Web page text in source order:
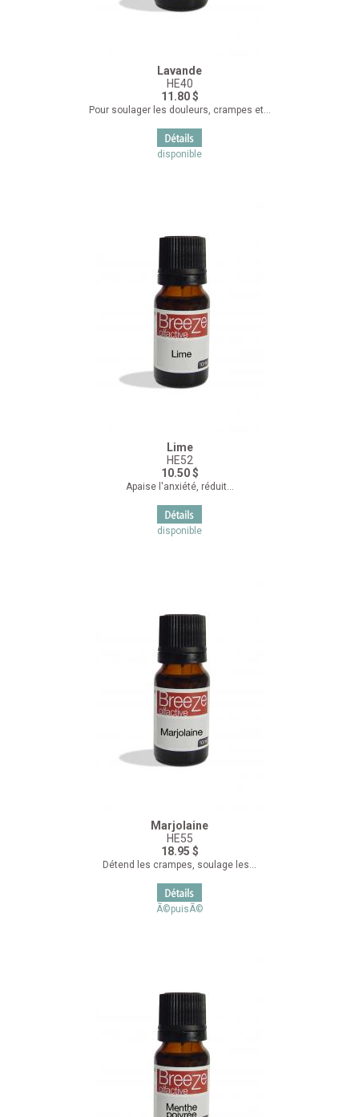
Lavande
HE40
11.80 $
Pour soulager les douleurs, crampes et...
disponible
Lime
HE52
10.50 $
Apaise l'anxiété, réduit...
disponible
Marjolaine
HE55
18.95 $
Détend les crampes, soulage les...
Ã©puisÃ©